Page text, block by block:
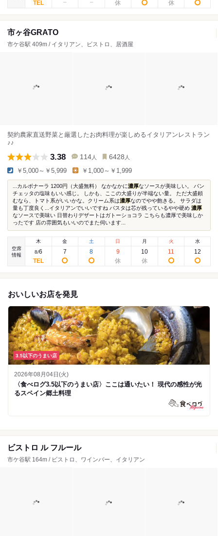
市ヶ谷GRATO
市ケ谷駅 409m / イタリアン、ビストロ、居酒屋
契約農家直送野菜と厳選したお肉料理が楽しめるイタリアンレストラン
♪♪
3.38 114 人 6428 人
￥5,000～￥5,999 ￥1,000～￥1,999
...カルボナーラ 1200円（大盛無料） なかなかに濃厚なソースが美味しい。 パン
チェッタの塩味もいい感じ。 しかも、ここの大盛りが半端ない量。 ただ大盛頼
むなら、トマト系がいいかな。クリーム系は濃厚なのでやや飽きる。 サラダは
量も丁度良く...イタリアンでいいですね パスタは芯が残っているやや硬め 濃厚
なソースで美味い 日替わりデザートはガトーショコラ こちらも濃厚で美味しか
ったです 店の雰囲気もいいのでまた伺います...
空席
情報
木
8/6
金
7
土
8
日
9
月
10
火
11
水
12
おいしいお店を発見
3.5以下のうまい店
2026年08月04日(火)
〈食べログ3.5以下のうまい店〉ここは通いたい！ 現代の感性が光
るスペイン郷土料理
ビストロ ル フルール
市ケ谷駅 164m / ビストロ、ワインバー、イタリアン